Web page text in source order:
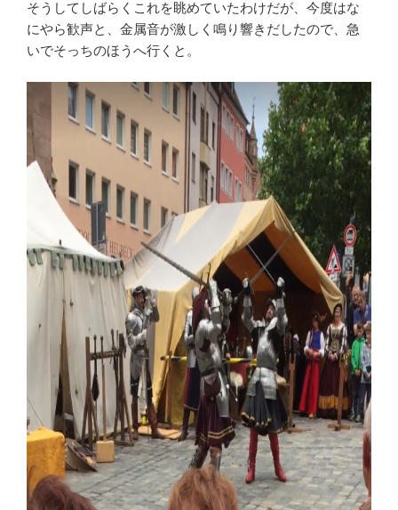
そうしてしばらくこれを眺めていたわけだが、今度はな
にやら歓声と、金属音が激しく鳴り響きだしたので、急
いでそっちのほうへ行くと。